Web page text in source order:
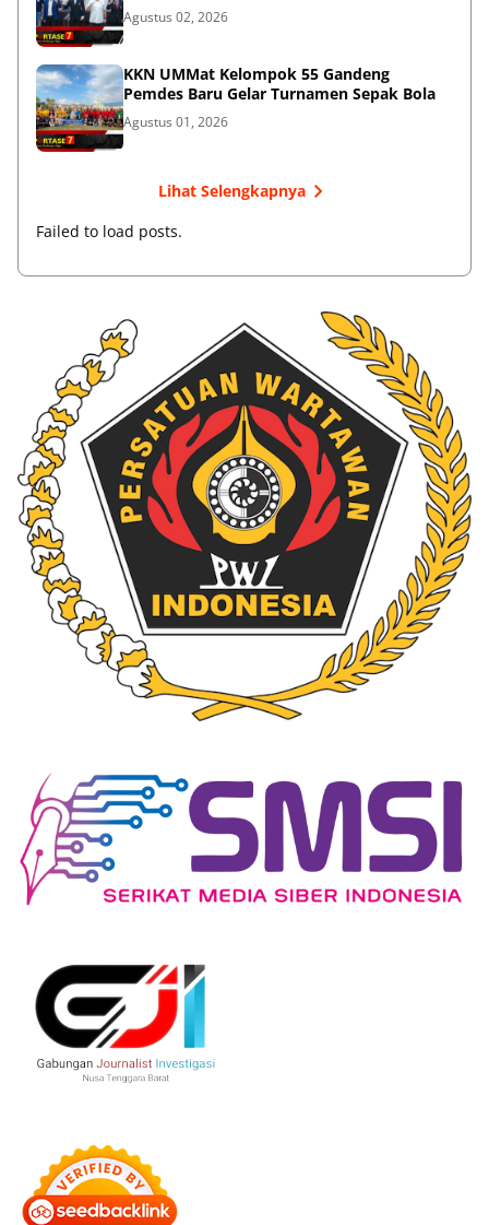
Agustus 02, 2026
KKN UMMat Kelompok 55 Gandeng
Pemdes Baru Gelar Turnamen Sepak Bola
Agustus 01, 2026
Lihat Selengkapnya
Failed to load posts.